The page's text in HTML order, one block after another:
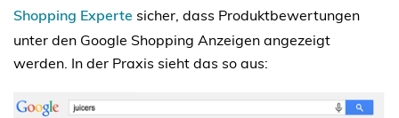
Shopping Experte sicher, dass Produktbewertungen
unter den Google Shopping Anzeigen angezeigt
werden. In der Praxis sieht das so aus: